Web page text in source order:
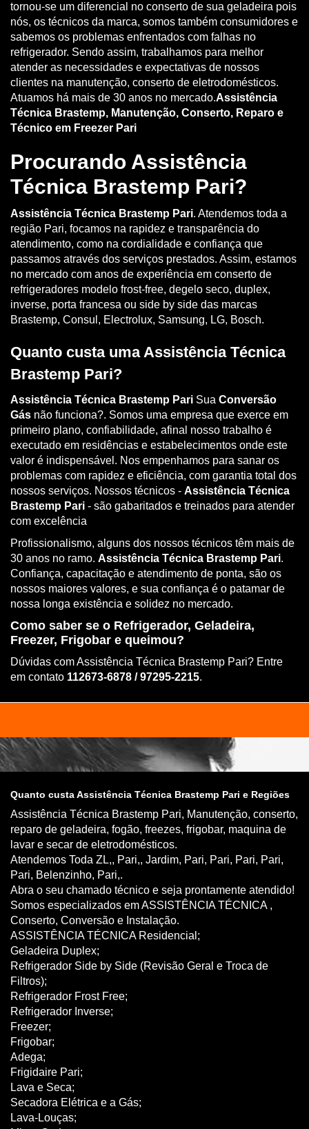
tornou-se um diferencial no conserto de sua geladeira pois
nós, os técnicos da marca, somos também consumidores e
sabemos os problemas enfrentados com falhas no
refrigerador. Sendo assim, trabalhamos para melhor
atender as necessidades e expectativas de nossos
clientes na manutenção, conserto de eletrodomésticos.
Atuamos há mais de 30 anos no mercado.Assistência
Técnica Brastemp, Manutenção, Conserto, Reparo e
Técnico em Freezer Pari
Procurando Assistência
Técnica Brastemp Pari?
Assistência Técnica Brastemp Pari. Atendemos toda a
região Pari, focamos na rapidez e transparência do
atendimento, como na cordialidade e confiança que
passamos através dos serviços prestados. Assim, estamos
no mercado com anos de experiência em conserto de
refrigeradores modelo frost-free, degelo seco, duplex,
inverse, porta francesa ou side by side das marcas
Brastemp, Consul, Electrolux, Samsung, LG, Bosch.
Quanto custa uma Assistência Técnica
Brastemp Pari?
Assistência Técnica Brastemp Pari Sua Conversão
Gás não funciona?. Somos uma empresa que exerce em
primeiro plano, confiabilidade, afinal nosso trabalho é
executado em residências e estabelecimentos onde este
valor é indispensável. Nos empenhamos para sanar os
problemas com rapidez e eficiência, com garantia total dos
nossos serviços. Nossos técnicos - Assistência Técnica
Brastemp Pari - são gabaritados e treinados para atender
com excelência
Profissionalismo, alguns dos nossos técnicos têm mais de
30 anos no ramo. Assistência Técnica Brastemp Pari.
Confiança, capacitação e atendimento de ponta, são os
nossos maiores valores, e sua confiança é o patamar de
nossa longa existência e solidez no mercado.
Como saber se o Refrigerador, Geladeira,
Freezer, Frigobar e queimou?
Dúvidas com Assistência Técnica Brastemp Pari? Entre
em contato 112673-6878 / 97295-2215.
Quanto custa Assistência Técnica Brastemp Pari e Regiões
Assistência Técnica Brastemp Pari, Manutenção, conserto,
reparo de geladeira, fogão, freezes, frigobar, maquina de
lavar e secar de eletrodomésticos.
Atendemos Toda ZL,, Pari,, Jardim, Pari, Pari, Pari, Pari,
Pari, Belenzinho, Pari,.
Abra o seu chamado técnico e seja prontamente atendido!
Somos especializados em ASSISTÊNCIA TÉCNICA ,
Conserto, Conversão e Instalação.
ASSISTÊNCIA TÉCNICA Residencial;
Geladeira Duplex;
Refrigerador Side by Side (Revisão Geral e Troca de
Filtros);
Refrigerador Frost Free;
Refrigerador Inverse;
Freezer;
Frigobar;
Adega;
Frigidaire Pari;
Lava e Seca;
Secadora Elétrica e a Gás;
Lava-Louças;